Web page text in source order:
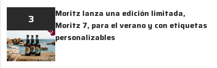
3
Moritz lanza una edición limitada,
Moritz 7, para el verano y con etiquetas
personalizables